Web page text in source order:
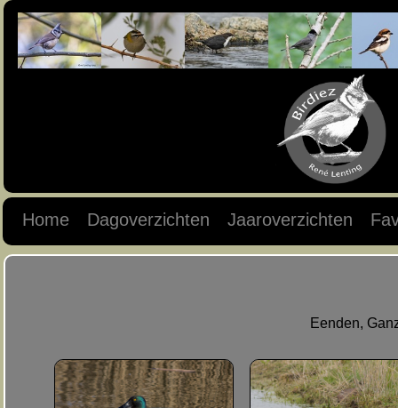
Home Dagoverzichten Jaaroverzichten
Eenden,